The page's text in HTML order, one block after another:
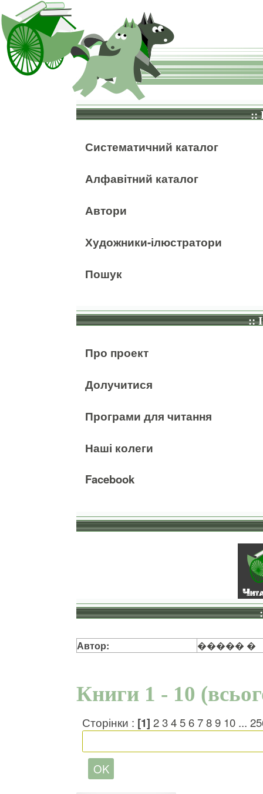
::
Систематичний каталог
Алфавітний каталог
Автори
Художники-ілюстратори
Пошук
::
Про проект
Долучитися
Програми для читання
Наші колеги
Facebook
Автор: ����� �
Книги 1 - 10
Сторінки : [1] 23456789 10 ...